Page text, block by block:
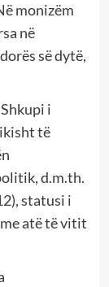
monizëm
në
së dytë,
i
të
d.m.th.
statusi i
atë të vitit